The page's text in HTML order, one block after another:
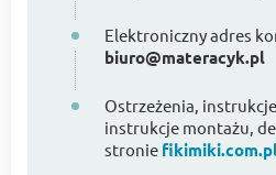
Elektroniczny adres
biuro@materacyk.pl
Ostrzeżenia,
instrukcje montażu,
stronie